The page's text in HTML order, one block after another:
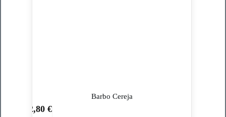
Barbo Cereja
2,80 €